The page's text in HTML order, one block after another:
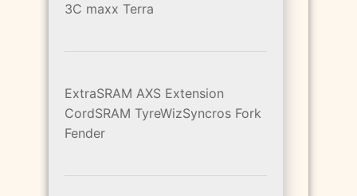
3C maxx Terra
ExtraSRAM AXS Extension
CordSRAM TyreWizSyncros Fork
Fender